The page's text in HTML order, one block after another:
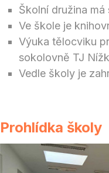
Školní družina
Ve škole je
Výuka tělocviku
sokolovně TJ
Vedle školy je
Prohlídka školy